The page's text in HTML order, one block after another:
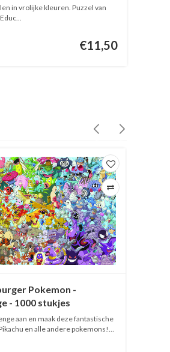
in vrolijke kleuren. Puzzel van
€11,50
Pokemon -
- 1000 stukjes
aan en maak deze fantastische
en alle andere pokemons!